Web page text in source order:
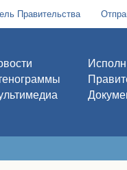
Правительства